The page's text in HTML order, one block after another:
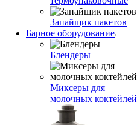
Запайщик пакетов
Барное оборудование
Блендеры
Миксеры для
молочных коктейлей